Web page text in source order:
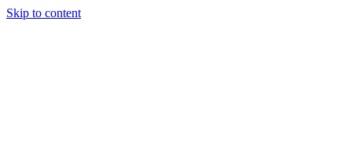
Skip to content